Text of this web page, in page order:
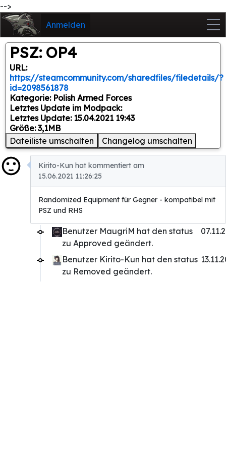
-->
Anmelden
PSZ: OP4
URL:
https://steamcommunity.com/sharedfiles/filedetails/?
id=2098561878
Kategorie: Polish Armed Forces
Letztes Update im Modpack:
Letztes Update: 15.04.2021 19:43
Größe: 3,1MB
Dateiliste umschalten
Changelog umschalten
Kirito-Kun hat kommentiert am
15.06.2021 11:26:25
Randomized Equipment für Gegner - kompatibel mit
PSZ und RHS
Benutzer MaugriM hat den status
zu Approved geändert.
Benutzer Kirito-Kun hat den status
zu Removed geändert.